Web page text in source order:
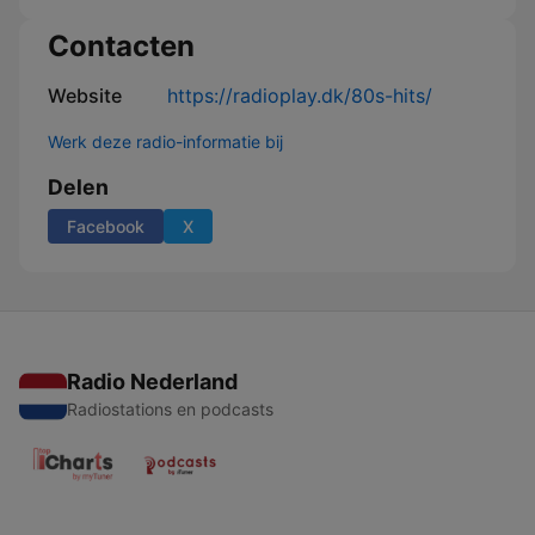
Contacten
Website https://radioplay.dk/80s-hits/
Werk deze radio-informatie bij
Delen
Facebook X
Radio Nederland
Radiostations en podcasts